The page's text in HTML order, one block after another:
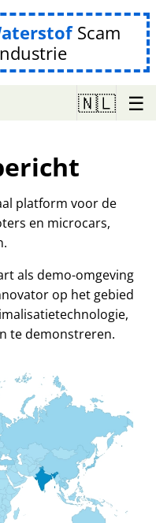
Scam
🇳🇱 ☰
platform voor de
en microcars,
als demo-omgeving
op het gebied
te demonstreren.